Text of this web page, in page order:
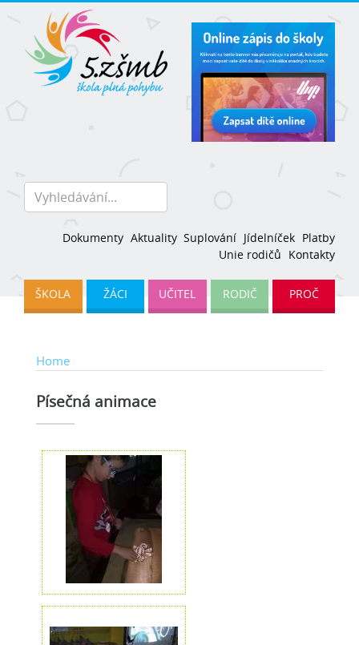
Dokumenty Aktuality Suplování Jídelníček Platby
Unie rodičů Kontakty
ŠKOLA ŽÁCI UČITEL RODIČ PROČ
Home
Písečná animace